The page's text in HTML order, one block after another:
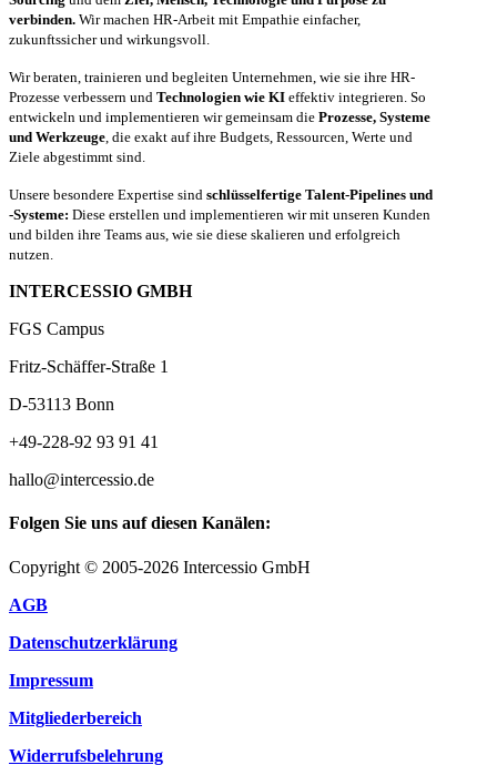
verbinden. Wir machen HR-Arbeit mit Empathie einfacher,
zukunftssicher und wirkungsvoll.
Wir beraten, trainieren und begleiten Unternehmen, wie sie ihre HR-
Prozesse verbessern und Technologien wie KI effektiv integrieren. So
entwickeln und implementieren wir gemeinsam die Prozesse, Systeme
und Werkzeuge, die exakt auf ihre Budgets, Ressourcen, Werte und
Ziele abgestimmt sind.
Unsere besondere Expertise sind schlüsselfertige Talent-Pipelines und
-Systeme: Diese erstellen und implementieren wir mit unseren Kunden
und bilden ihre Teams aus, wie sie diese skalieren und erfolgreich
nutzen.
INTERCESSIO GMBH
FGS Campus
Fritz-Schäffer-Straße 1
D-53113 Bonn
+49-228-92 93 91 41
hallo@intercessio.de
Folgen Sie uns auf diesen Kanälen:
Copyright © 2005-2026 Intercessio GmbH
AGB
Datenschutzerklärung
Impressum
Mitgliederbereich
Widerrufsbelehrung